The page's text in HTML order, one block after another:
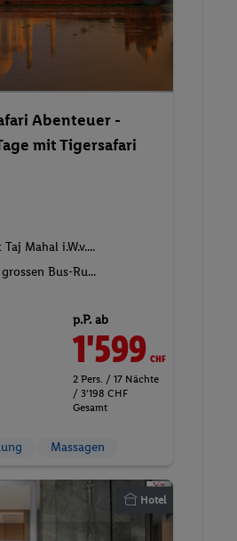
Abenteuer -
mit Tigersafari
Mahal i.W.v....
Bus-Ru...
p.P. ab
1'599CHF
2 Pers. / 17 Nächte
/ 3'198 CHF
Gesamt
Massagen
Hotel